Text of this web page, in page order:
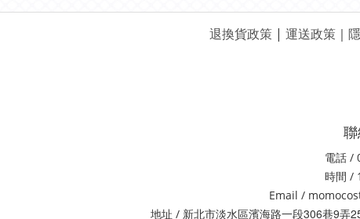
退換貨政策 | 運送政策｜
電話 /
時間 /
Email /
地址 / 新北市淡水區濱海路一段306巷9弄